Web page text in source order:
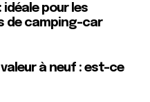
pour les
de camping-car
à neuf : est-ce